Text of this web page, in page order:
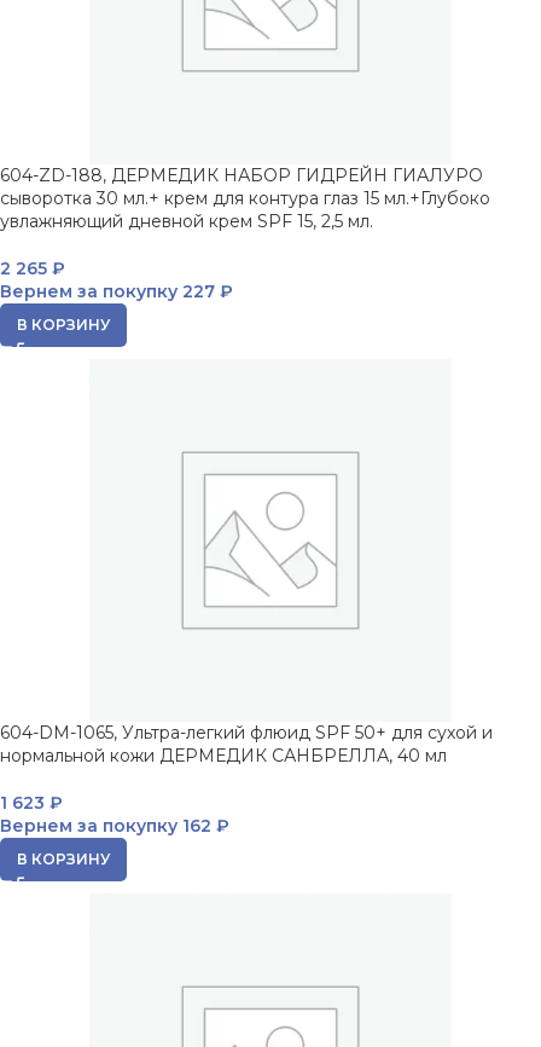
604-ZD-188, ДЕРМЕДИК НАБОР ГИДРЕЙН ГИАЛУРО
сыворотка 30 мл.+ крем для контура глаз 15 мл.+Глубоко
увлажняющий дневной крем SPF 15, 2,5 мл.
2 265 ₽
Вернем за покупку 227 ₽
В КОРЗИНУ
604-DM-1065, Ультра-легкий флюид SPF 50+ для сухой и
нормальной кожи ДЕРМЕДИК САНБРЕЛЛА, 40 мл
1 623 ₽
Вернем за покупку 162 ₽
В КОРЗИНУ